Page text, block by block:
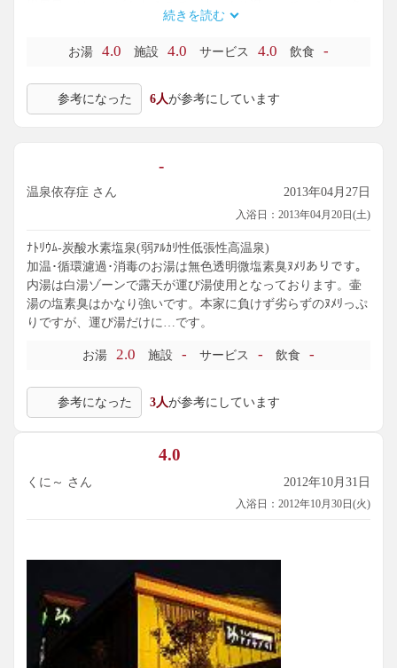
時間的なものか時期的なものかわかりませんが、わりと混ん
でいて、特に家族連れでにぎわっていました。
セルフサービスではないレストランもありますし、おみやげ
ものコーナーや漫画のある休憩所、ゲームコーナーなどもあ
続きを読む
お湯 4.0 施設 4.0 サービス 4.0 飲食 -
参考になった 6人が参考にしています
-
温泉依存症 さん 2013年04月27日
入浴日：2013年04月20日(土)
ﾅﾄﾘｳﾑ-炭酸水素塩泉(弱ｱﾙｶﾘ性低張性高温泉)
加温･循環濾過･消毒のお湯は無色透明微塩素臭ﾇﾒﾘありです。
内湯は白湯ゾーンで露天が運び湯使用となっております。壷
湯の塩素臭はかなり強いです。本家に負けず劣らずのﾇﾒﾘっぷ
りですが、運び湯だけに…です。
お湯 2.0 施設 - サービス - 飲食 -
参考になった 3人が参考にしています
4.0
くに～ さん 2012年10月31日
入浴日：2012年10月30日(火)